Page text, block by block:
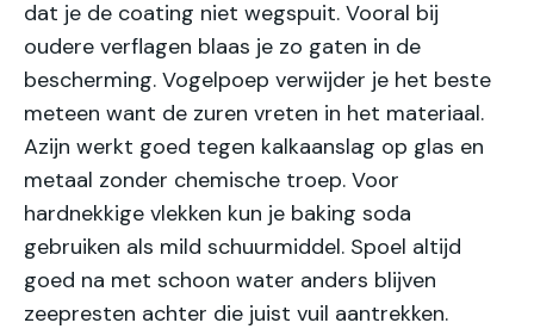
dat je de coating niet wegspuit. Vooral bij
oudere verflagen blaas je zo gaten in de
bescherming. Vogelpoep verwijder je het beste
meteen want de zuren vreten in het materiaal.
Azijn werkt goed tegen kalkaanslag op glas en
metaal zonder chemische troep. Voor
hardnekkige vlekken kun je baking soda
gebruiken als mild schuurmiddel. Spoel altijd
goed na met schoon water anders blijven
zeepresten achter die juist vuil aantrekken.